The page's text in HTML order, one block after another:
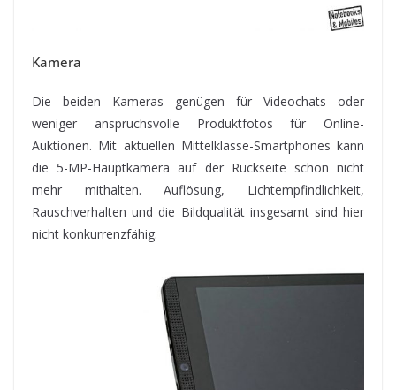
Kamera
Die beiden Kameras genügen für Videochats oder
weniger anspruchsvolle Produktfotos für Online-
Auktionen. Mit aktuellen Mittelklasse-Smartphones kann
die 5-MP-Hauptkamera auf der Rückseite schon nicht
mehr mithalten. Auflösung, Lichtempfindlichkeit,
Rauschverhalten und die Bildqualität insgesamt sind hier
nicht konkurrenzfähig.